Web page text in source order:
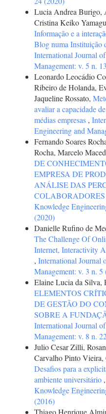
Lucia Andrea Burigo,
Cristina Keiko
Informação e a
Blog numa Instituição
International Journal
Management: v. 5 n.
Leonardo Leocádio
Ribeiro de Holanda,
Jaqueline Rossato,
avaliar a capacidade
médias empresas ,
Engineering and
Fernando Soares
Rocha, Marcelo
DE
EMPRESA DE
ANÁLISE DAS
COLABORADORES
Knowledge
(2020)
Danielle Rufino de
The Challenge Of
Internet, Interactivity
, International Journal
Management: v. 3 n. 5
Elaine Lucia da Silva,
ELEMENTOS
DE GESTÃO DO
SOBRE A
International Journal
Management: v. 8 n.
Julio Cesar Zilli,
Carvalho Pinto Vieira,
Desafios para a
ambiente universitário ,
Knowledge
(2016)